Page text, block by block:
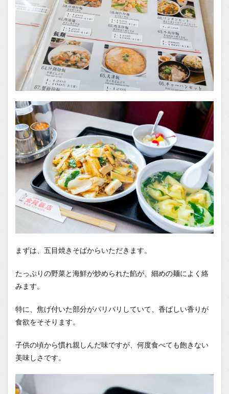
まずは、五目焼きそばからいただきます。
たっぷりの野菜と海鮮が炒められた餡が、細めの麺によく絡
みます。
特に、焦げ付いた部分がパリパリしていて、香ばしい香りが
食欲をそそります。
子供の頃から慣れ親しんだ味ですが、何度食べても飽きない
美味しさです。